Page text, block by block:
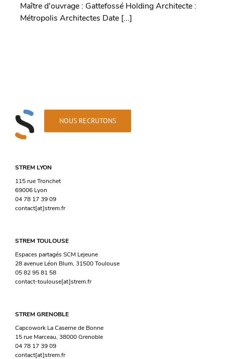
Maître d'ouvrage : Gattefossé Holding Architecte :
Métropolis Architectes Date [...]
NOUS RECRUTONS
STREM LYON
115 rue Tronchet
69006 Lyon
04 78 17 39 09
contact[at]strem.fr
STREM TOULOUSE
Espaces partagés SCM Lejeune
28 avenue Léon Blum, 31500 Toulouse
05 82 95 81 58
contact-toulouse[at]strem.fr
STREM GRENOBLE
Capcowork La Caserne de Bonne
15 rue Marceau, 38000 Grenoble
04 78 17 39 09
contact[at]strem.fr